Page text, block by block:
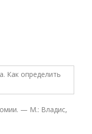
— М.: Владис,